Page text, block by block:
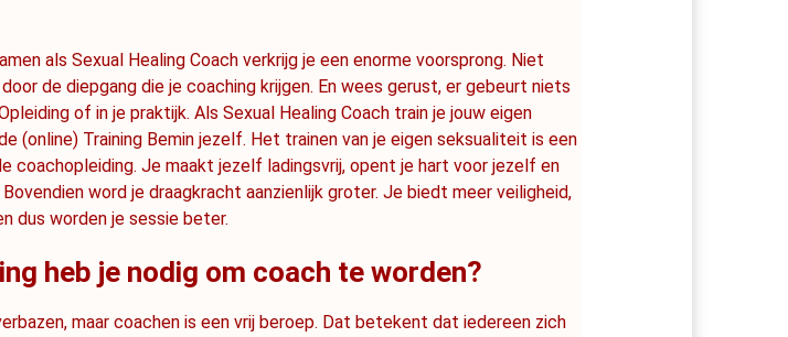
als Sexual Healing Coach verkrijg je een enorme voorsprong. Niet
de diepgang die je coaching krijgen. En wees gerust, er gebeurt niets
of in je praktijk. Als Sexual Healing Coach train je jouw eigen
(online) Training Bemin jezelf. Het trainen van je eigen seksualiteit is een
coachopleiding. Je maakt jezelf ladingsvrij, opent je hart voor jezelf en
word je draagkracht aanzienlijk groter. Je biedt meer veiligheid,
dus worden je sessie beter.
heb je nodig om coach te worden?
maar coachen is een vrij beroep. Dat betekent dat iedereen zich